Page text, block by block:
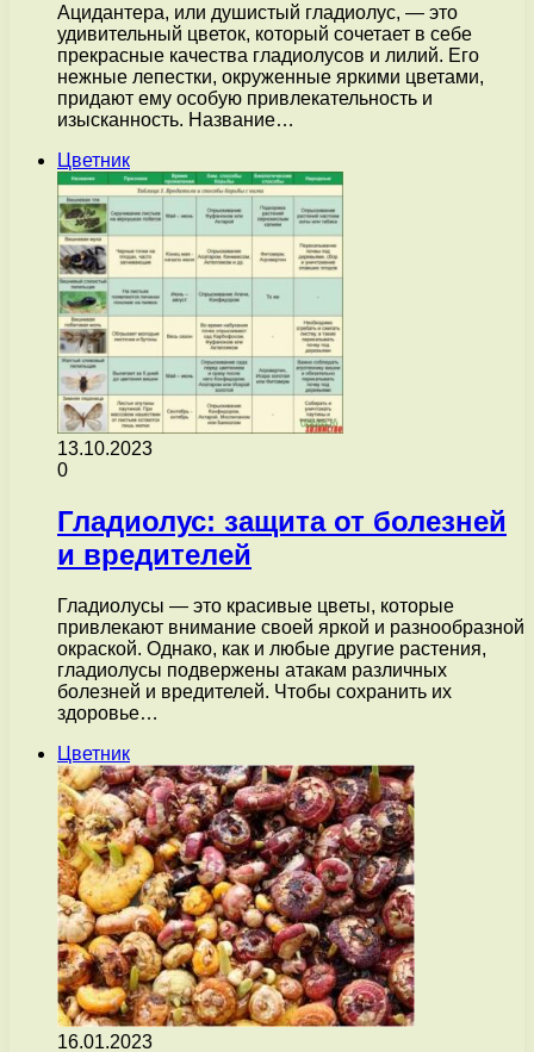
Ацидантера, или душистый гладиолус, — это
удивительный цветок, который сочетает в себе
прекрасные качества гладиолусов и лилий. Его
нежные лепестки, окруженные яркими цветами,
придают ему особую привлекательность и
изысканность. Название…
Цветник
13.10.2023
0
Гладиолус: защита от болезней
и вредителей
Гладиолусы — это красивые цветы, которые
привлекают внимание своей яркой и разнообразной
окраской. Однако, как и любые другие растения,
гладиолусы подвержены атакам различных
болезней и вредителей. Чтобы сохранить их
здоровье…
Цветник
16.01.2023